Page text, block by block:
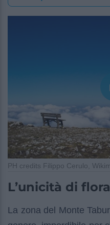
PH credits Filippo Cerulo,
L’unicità di
La zona del Monte